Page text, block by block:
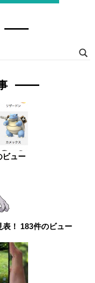
ビュー
！ 183件のビュー